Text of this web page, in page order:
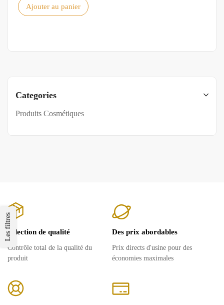
Categories
Produits Cosmétiques
Les filtres
Ajouter au panier
Sélection de qualité
Contrôle total de la qualité du
produit
Des prix abordables
Prix ​​directs d'usine pour des
économies maximales